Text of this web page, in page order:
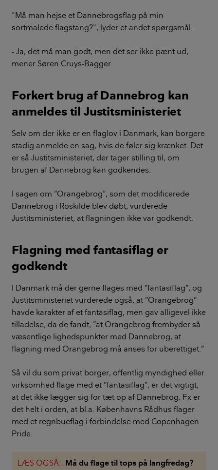
"Må man hejse et Dannebrogsflag på min
sortmalede flagstang?", lyder et andet spørgsmål.
- Ja, det må man godt, men det ser ikke pænt ud,
mener Søren Cruys-Bagger.
Forkert brug af Dannebrog kan
anmeldes til Justitsministeriet
Selv om der ikke er en flaglov i Danmark, kan borgere
stadig anmelde en sag, hvis de føler sig krænket. Det
er så Justitsministeriet, der tager stilling til, om
brugen af Dannebrog kan godkendes.
I sagen om ”Orangebrog”, som det modificerede
Dannebrog i Roskilde blev døbt, vurderede
Justitsministeriet, at flagningen ikke var godkendt.
Flagning med fantasiflag er
godkendt
I Danmark må der gerne flages med ”fantasiflag”, og
Justitsministeriet vurderede også, at ”Orangebrog”
havde karakter af et fantasiflag, men gav alligevel ikke
tilladelse, da de fandt, ”at Orangebrog frembyder så
væsentlige lighedspunkter med Dannebrog, at
flagning med Orangebrog må anses for uberettiget.”
Så vil du som privat borger, offentlig myndighed eller
virksomhed flage med et ”fantasiflag”, er det vigtigt,
at det ikke lægger sig for tæt op af Dannebrog. Fx er
det helt i orden, at bl.a. Københavns Rådhus flager
med et regnbueflag i forbindelse med Copenhagen
Pride.
LÆS OGSÅ: Må du flage til tops på langfredag?